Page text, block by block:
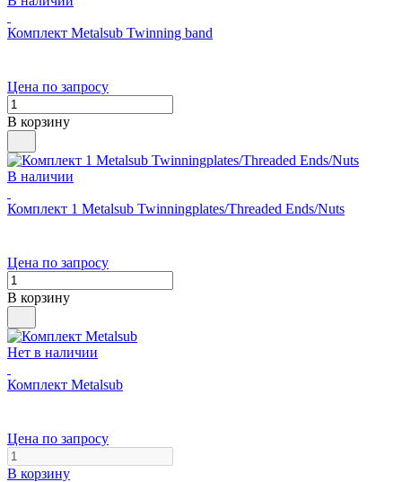
Комплект Metalsub Twinning band
Цена по запросу
В корзину
В наличии
Комплект 1 Metalsub Twinningplates/Threaded Ends/Nuts
Цена по запросу
В корзину
Нет в наличии
Комплект Metalsub
Цена по запросу
В корзину